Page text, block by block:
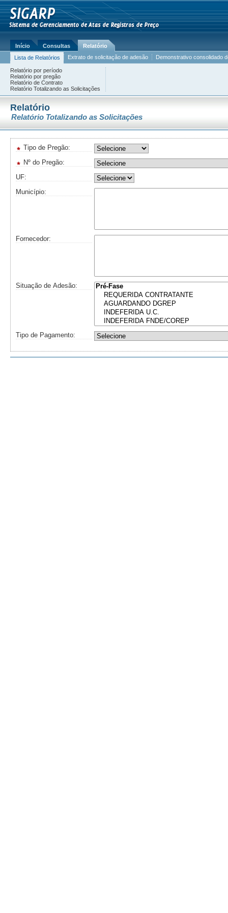
Início Consultas
Relatório
Lista de Relatórios
Extrato de solicitação de adesão Demonstrativo consolidado
Relatório por período
Relatório por pregão
Relatório de Contrato
Relatório Totalizando as Solicitações
Relatório
Relatório Totalizando as Solicitações
Tipo de Pregão:
Nº do Pregão:
UF:
Município:
Fornecedor:
Situação de Adesão:
Tipo de Pagamento: